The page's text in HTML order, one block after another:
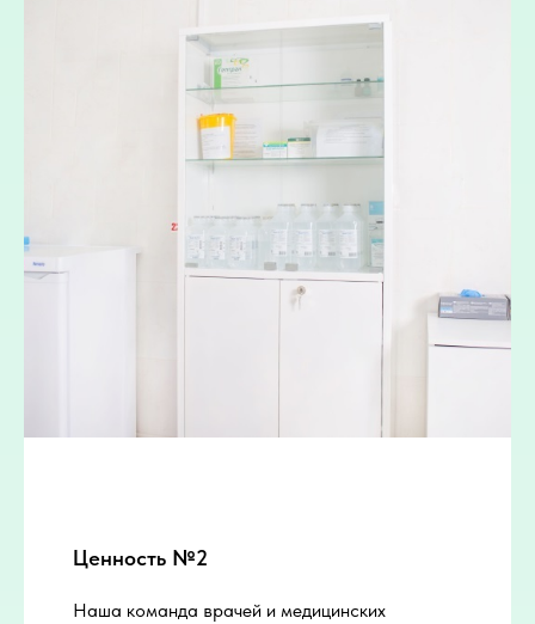
Ценность №2
Наша команда врачей и медицинских